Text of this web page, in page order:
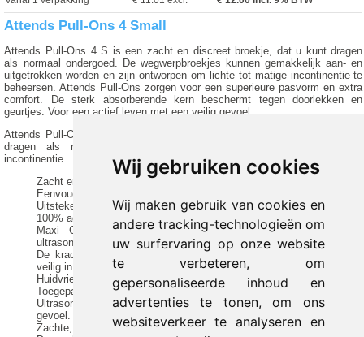
Wij gebruiken cookies
Wij maken gebruik van cookies en
andere tracking-technologieën om
uw surfervaring op onze website
te verbeteren, om
gepersonaliseerde inhoud en
advertenties te tonen, om ons
websiteverkeer te analyseren en
Attends Pull-Ons 4 Small
Attends Pull-Ons 4 S is een zacht en discreet broekje, dat u kunt dragen
als normaal ondergoed. De wegwerpbroekjes kunnen gemakkelijk aan- en
uitgetrokken worden en zijn ontworpen om lichte tot matige incontinentie te
beheersen. Attends Pull-Ons zorgen voor een superieure pasvorm en extra
comfort. De sterk absorberende kern beschermt tegen doorlekken en
geurtjes. Voor een actief leven met een veilig gevoel.
Attends Pull-Ons 4 S zijn zachte en discrete wegwerpbroekjes, die u kunt
dragen als normaal ondergoed. Ontwikkeld voor lichte tot matige
incontinentie.
Zacht en huidvriendelijk.
Eenvoudig aan- en uittrekken als normaal ondergoed.
Uitstekende en nauwsluitende pasvorm.
100% ademend voor All-round Air Comfort.
Maxi Comfort Technologie. Volledig elastische heupband met
ultrasonische verbindingen.
De krachtige, absorberende kern sluit vocht en eventuele geurtjes
veilig in.
Huidvriendelijk; getest en goedgekeurd door proderm, Instituut voor
Toegepast Dermatologisch Onderzoek, Hamburg, Duitsland.
Ultrasonic Bonding Technologie, zonder lijm, voor een extra zacht
gevoel.
Zachte, opstaande anti-lekrandjes beschermen tegen doorlekken.